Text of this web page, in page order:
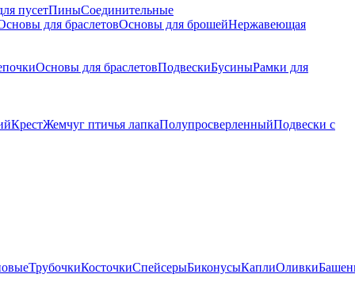
пусетПиныСоединительные
для браслетовОсновы для брошейНержавеющая
Основы для браслетовПодвескиБусиныРамки для
КрестЖемчуг птичья лапкаПолупросверленныйПодвески с
ТрубочкиКосточкиСпейсерыБиконусыКаплиОливки